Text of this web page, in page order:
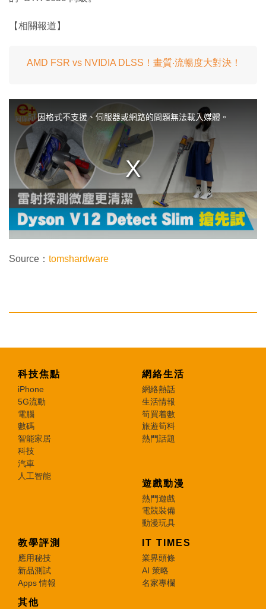
【相關報道】
AMD FSR vs NVIDIA DLSS！畫質‧流暢度大對決！
d
.
因格式不支援、伺服器或網路的問題無法載入媒體。
Source： tomshardware
科技焦點
iPhone
5G流動
電腦
數碼
智能家居
科技
汽車
人工智能
網絡生活
網絡熱話
生活情報
筍買着數
旅遊筍料
熱門話題
遊戲動漫
熱門遊戲
電競裝備
動漫玩具
教學評測
應用秘技
新品測試
Apps 情報
IT TIMES
業界頭條
AI 策略
名家專欄
其他